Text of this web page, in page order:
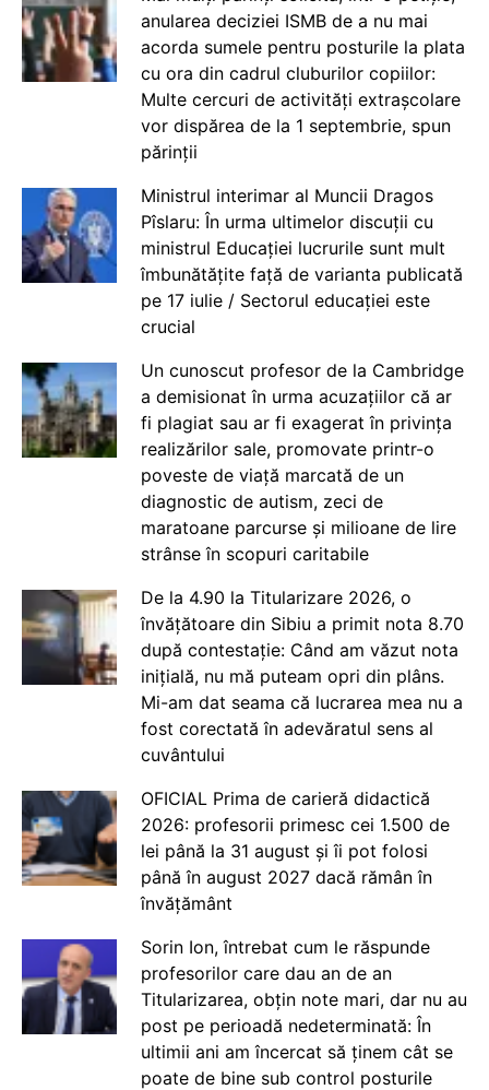
anularea deciziei ISMB de a nu mai
acorda sumele pentru posturile la plata
cu ora din cadrul cluburilor copiilor:
Multe cercuri de activități extrașcolare
vor dispărea de la 1 septembrie, spun
părinții
Ministrul interimar al Muncii Dragos
Pîslaru: În urma ultimelor discuții cu
ministrul Educației lucrurile sunt mult
îmbunătățite față de varianta publicată
pe 17 iulie / Sectorul educației este
crucial
Un cunoscut profesor de la Cambridge
a demisionat în urma acuzațiilor că ar
fi plagiat sau ar fi exagerat în privința
realizărilor sale, promovate printr-o
poveste de viață marcată de un
diagnostic de autism, zeci de
maratoane parcurse și milioane de lire
strânse în scopuri caritabile
De la 4.90 la Titularizare 2026, o
învățătoare din Sibiu a primit nota 8.70
după contestație: Când am văzut nota
inițială, nu mă puteam opri din plâns.
Mi-am dat seama că lucrarea mea nu a
fost corectată în adevăratul sens al
cuvântului
OFICIAL Prima de carieră didactică
2026: profesorii primesc cei 1.500 de
lei până la 31 august și îi pot folosi
până în august 2027 dacă rămân în
învățământ
Sorin Ion, întrebat cum le răspunde
profesorilor care dau an de an
Titularizarea, obțin note mari, dar nu au
post pe perioadă nedeterminată: În
ultimii ani am încercat să ținem cât se
poate de bine sub control posturile